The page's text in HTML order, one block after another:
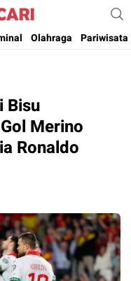
Aktual & Terpercaya )
Olahraga Pariwisata
Bisu
Merino
Ronaldo